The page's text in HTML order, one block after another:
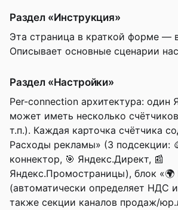
Раздел «Инструкция»
Эта страница в краткой форме —
Описывает основные сценарии
Раздел «Настройки»
Per-connection архитектура: один
может иметь несколько
т.п.). Каждая карточка счётчика
Расходы рекламы» (3 подсекции:
коннектор, 🎯 Яндекс.Директ, 📰
Яндекс.Промостраницы), блок «🌍
(автоматически определяет НДС
также секции каналов продаж/